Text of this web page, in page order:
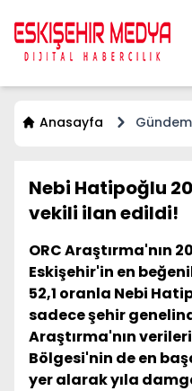
Anasayfa Gündem
Nebi Hatipoğlu
vekili ilan edildi!
ORC Araştırma'nın
Eskişehir'in en
52,1 oranla Nebi
sadece şehir
Araştırma'nın
Bölgesi'nin de en
yer alarak yıla